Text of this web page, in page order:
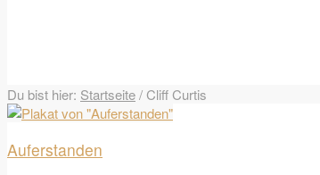
Du bist hier: Startseite/Cliff Curtis
Auferstanden